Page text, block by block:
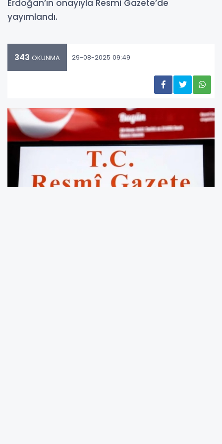
Erdoğan’ın onayıyla Resmi Gazete’de
yayımlandı.
343 OKUNMA 29-08-2025 09:49